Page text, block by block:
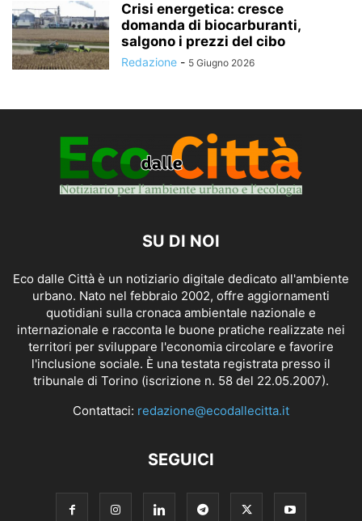
Crisi energetica: cresce
domanda di biocarburanti,
salgono i prezzi del cibo
Redazione - 5 Giugno 2026
SU DI NOI
Eco dalle Città è un notiziario digitale dedicato all'ambiente
urbano. Nato nel febbraio 2002, offre aggiornamenti
quotidiani sulla cronaca ambientale nazionale e
internazionale e racconta le buone pratiche realizzate nei
territori per sviluppare l'economia circolare e favorire
l'inclusione sociale. È una testata registrata presso il
tribunale di Torino (iscrizione n. 58 del 22.05.2007).
Contattaci: redazione@ecodallecitta.it
SEGUICI